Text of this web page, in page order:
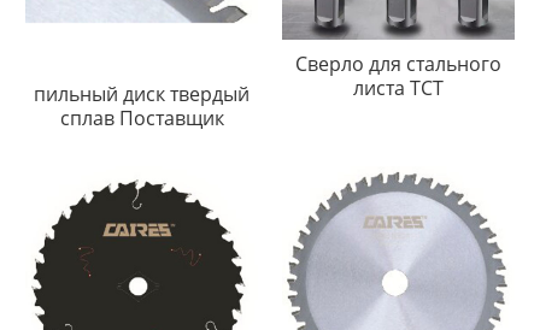
пильный диск твердый
сплав Поставщик
Сверло для стального
листа TCT